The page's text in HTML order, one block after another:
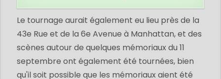
Le tournage aurait également eu lieu près de la
43e Rue et de la 6e Avenue à Manhattan, et des
scènes autour de quelques mémoriaux du 11
septembre ont également été tournées, bien
qu'il soit possible que les mémoriaux aient été